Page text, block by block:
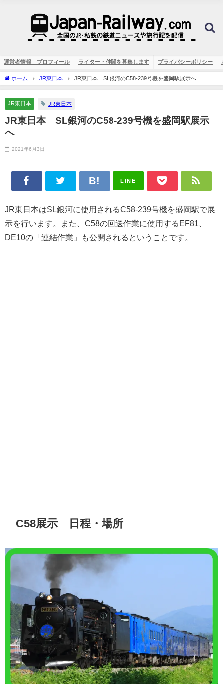
運営者情報 プロフィール ライター・仲間を募集します プライバシーポリシー
ホーム JR東日本 JR東日本 SL銀河のC58-239号機を盛岡駅展示へ
JR東日本 JR東日本
JR東日本 SL銀河のC58-239号機を盛岡駅展示
へ
2021年6月3日
LINE
JR東日本はSL銀河に使用されるC58-239号機を盛岡駅で展
示を行います。また、C58の回送作業に使用するEF81、
DE10の「連結作業」も公開されるということです。
C58展示 日程・場所